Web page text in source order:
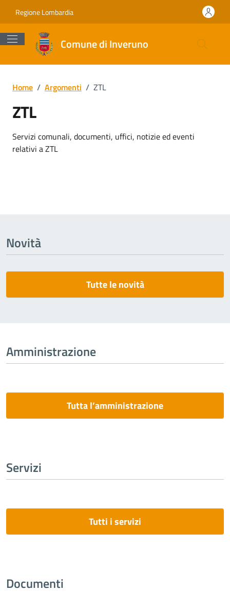
Regione Lombardia
Comune di Inveruno
Home / Argomenti / ZTL
ZTL
Dettagli dell'argomento
Servizi comunali, documenti, uffici, notizie ed eventi
relativi a ZTL
Novità
Tutte le novità
Amministrazione
Tutta l’amministrazione
Servizi
Tutti i servizi
Documenti